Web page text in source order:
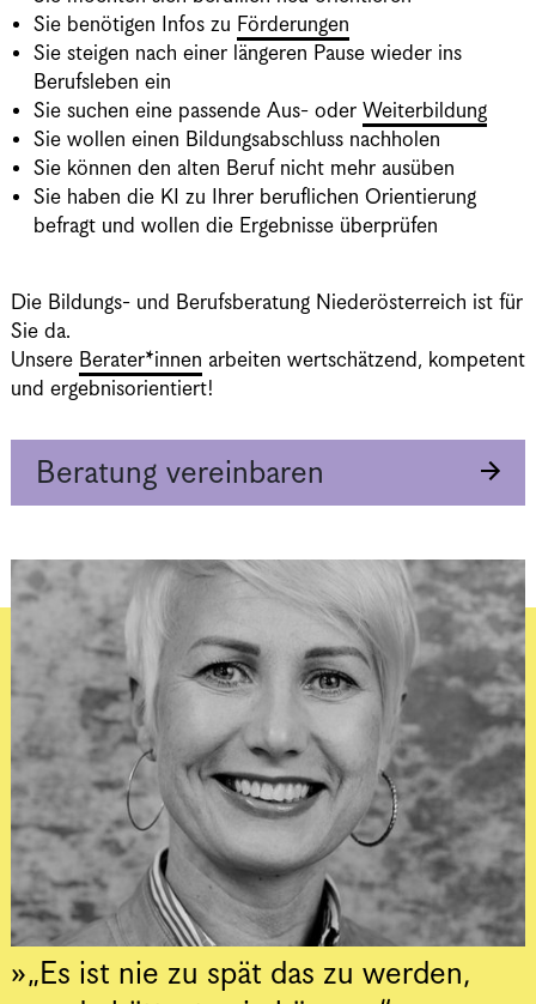
Sie benötigen Infos zu Förderungen
Sie steigen nach einer längeren Pause wieder ins
Berufsleben ein
Sie suchen eine passende Aus- oder Weiterbildung
Sie wollen einen Bildungsabschluss nachholen
Sie können den alten Beruf nicht mehr ausüben
Sie haben die KI zu Ihrer beruflichen Orientierung
befragt und wollen die Ergebnisse überprüfen
Die Bildungs- und Berufsberatung Niederösterreich ist für
Sie da.
Unsere Berater*innen arbeiten wertschätzend, kompetent
und ergebnisorientiert!
Beratung vereinbaren
„Es ist nie zu spät das zu werden,